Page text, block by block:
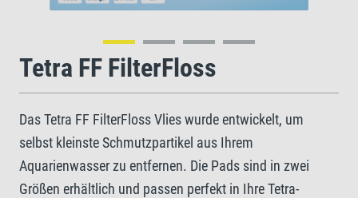
Tetra FF FilterFloss
Das Tetra FF FilterFloss Vlies wurde entwickelt, um
selbst kleinste Schmutzpartikel aus Ihrem
Aquarienwasser zu entfernen. Die Pads sind in zwei
Größen erhältlich und passen perfekt in Ihre Tetra-